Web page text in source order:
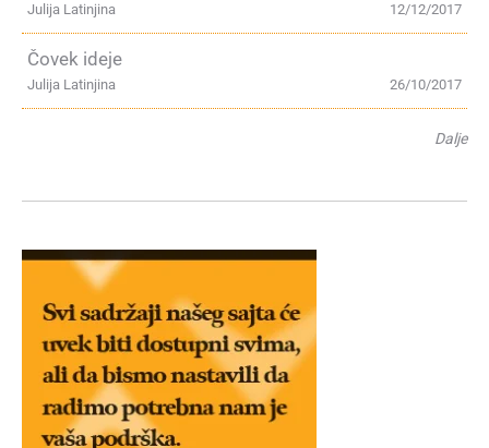
12/12/2017
Julija Latinjina
Čovek ideje
26/10/2017
Julija Latinjina
Dalje